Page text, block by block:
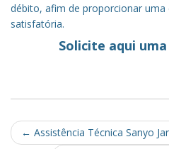
débito, afim de proporcionar
satisfatória.
Solicite aqui
Post
← Assistência Técnica Sanyo